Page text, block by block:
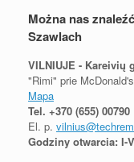
Można nas
Szawlach
VILNIUJE - Kareivių
"Rimi" prie McDonald's
Mapa
Tel. +370 (655) 00790
El. p.
Godziny otwarcia: I-